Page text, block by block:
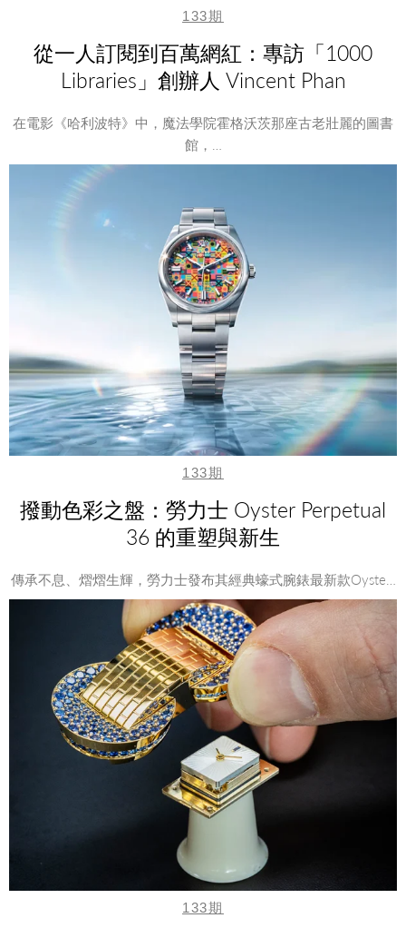
133期
從一人訂閱到百萬網紅：專訪「1000
Libraries」創辦人 Vincent Phan
在電影《哈利波特》中，魔法學院霍格沃茨那座古老壯麗的圖書
館，…
133期
撥動色彩之盤：勞力士 Oyster Perpetual
36 的重塑與新生
傳承不息、熠熠生輝，勞力士發布其經典蠔式腕錶最新款Oyste…
133期